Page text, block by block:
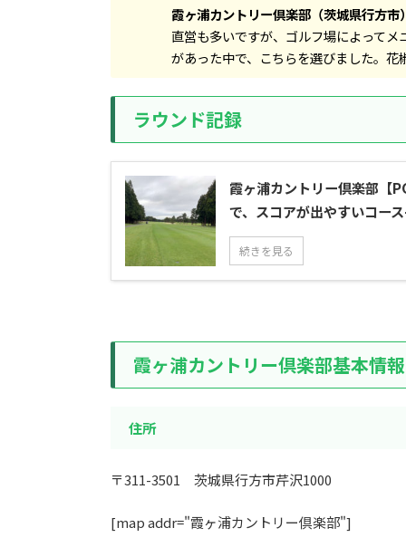
霞ヶ浦カントリー倶楽部（茨城県行方市
直営も多いですが、ゴルフ場によって
があった中で、こちらを選びました。
ラウンド記録
霞ヶ浦カントリー倶楽部【
で、スコアが出やすいコー
続きを見る
霞ヶ浦カントリー倶楽部基本情報
住所
〒311-3501 茨城県行方市芹沢1000
[map addr="霞ヶ浦カントリー倶楽部"]